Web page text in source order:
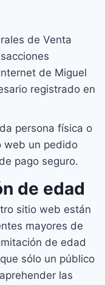
de Venta
de Miguel
registrado en
persona física o
web un pedido
pago seguro.
de edad
sitio web están
mayores de
de edad
sólo un público
las